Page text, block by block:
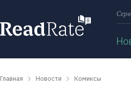
Главная Новости Комиксы